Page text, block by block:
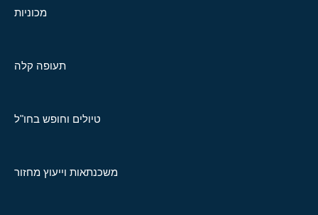
מכוניות
תעופה קלה
טיולים וחופש בחו"ל
משכנתאות וייעוץ מחזור